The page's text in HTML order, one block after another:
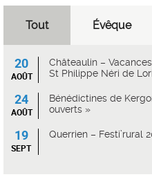
Tout Évêque
20
AOÛT
Châteaulin –
St Philippe Néri de
24
AOÛT
Bénédictines de
ouverts »
19
SEPT
Querrien – Festi’rural